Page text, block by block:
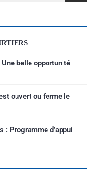
belle opportunité
ouvert ou fermé le
: Programme d’appui